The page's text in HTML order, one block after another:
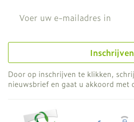
Inschrijven
Door op inschrijven te klikken,
nieuwsbrief en gaat u akkoord met